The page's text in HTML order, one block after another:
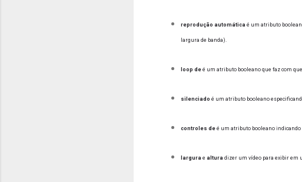
reprodução automática é um atributo
largura de banda).
loop de é um atributo booleano que faz com
silenciado é um atributo booleano
controles de é um atributo booleano indicando
largura e altura dizer um vídeo para exibir em